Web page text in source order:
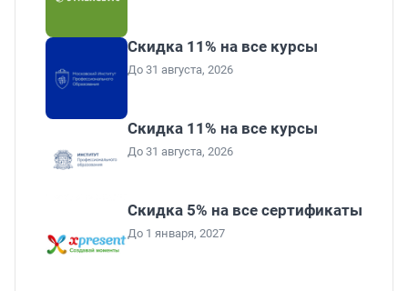
Скидка 11% на все курсы
До 31 августа, 2026
Скидка 11% на все курсы
До 31 августа, 2026
Скидка 5% на все сертификаты
До 1 января, 2027